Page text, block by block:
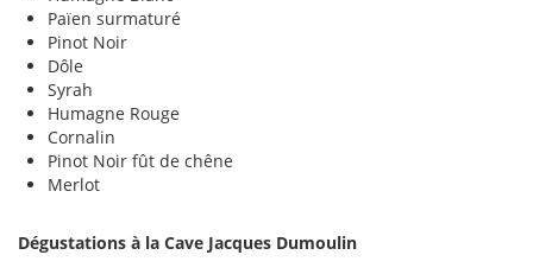
Païen surmaturé
Pinot Noir
Dôle
Syrah
Humagne Rouge
Cornalin
Pinot Noir fût de chêne
Merlot
Dégustations à la Cave Jacques Dumoulin